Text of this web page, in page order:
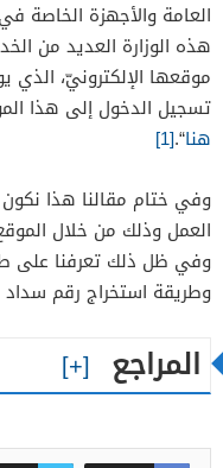
العامة والأجهزة الخاصة
هذه الوزارة العديد من
موقعها الإلكترونيّ، الذي
تسجيل الدخول إلى هذا
هنا“.
[1]
وفي ختام مقالنا هذا
العمل وذلك من خلال
وفي ظل ذلك تعرفنا على
وطريقة استخراج رقم
المراجع